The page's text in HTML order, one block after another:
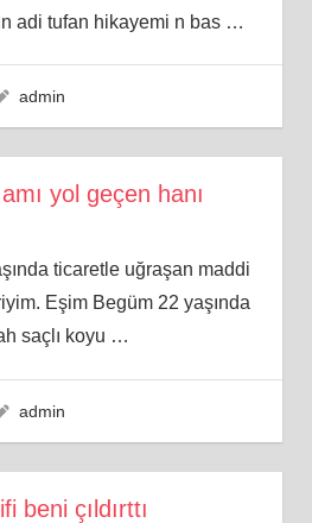
adi tufan hikayemi n bas …
admin
yol geçen hanı
ticaretle uğraşan maddi
Eşim Begüm 22 yaşında
saçlı koyu …
admin
beni çıldırttı